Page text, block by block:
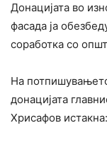
Донацијата во
фасада ја
соработка со
На
донацијата
Хрисафов истакна: